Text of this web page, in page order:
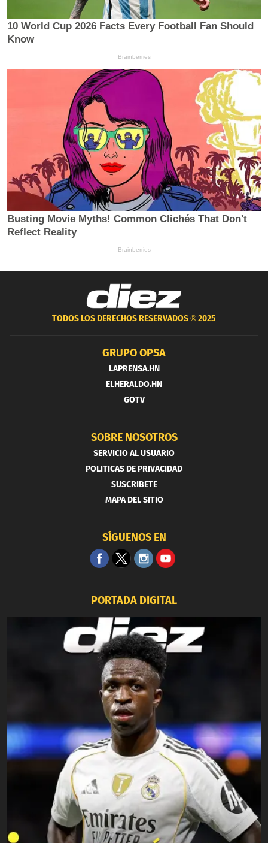
TODOS LOS DERECHOS RESERVADOS ®2025
GRUPO OPSA
LAPRENSA.HN
ELHERALDO.HN
GOTV
SOBRE NOSOTROS
SERVICIO AL USUARIO
POLITICAS DE PRIVACIDAD
SUSCRIBETE
MAPA DEL SITIO
SÍGUENOS EN
PORTADA DIGITAL